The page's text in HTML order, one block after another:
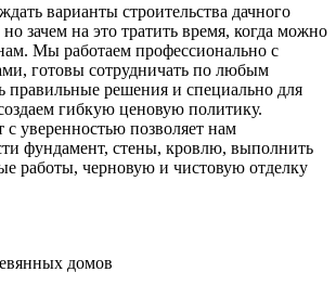
варианты строительства дачного
зачем на это тратить время, когда можно
Мы работаем профессионально с
готовы сотрудничать по любым
правильные решения и специально для
гибкую ценовую политику.
уверенностью позволяет нам
фундамент, стены, кровлю, выполнить
работы, черновую и чистовую отделку
домов